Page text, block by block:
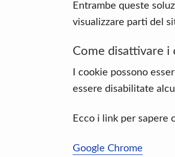
Entrambe queste
visualizzare parti del
Come disattivare i
I cookie possono
essere disabilitate
Ecco i link per sapere
Google Chrome